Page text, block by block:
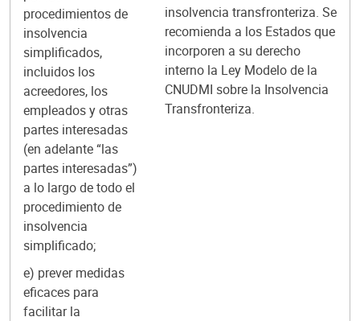
procedimientos de
insolvencia
simplificados,
incluidos los
acreedores, los
empleados y otras
partes interesadas
(en adelante “las
partes interesadas”)
a lo largo de todo el
procedimiento de
insolvencia
simplificado;
e) prever medidas
eficaces para
facilitar la
insolvencia transfronteriza. Se
recomienda a los Estados que
incorporen a su derecho
interno la Ley Modelo de la
CNUDMI sobre la Insolvencia
Transfronteriza.